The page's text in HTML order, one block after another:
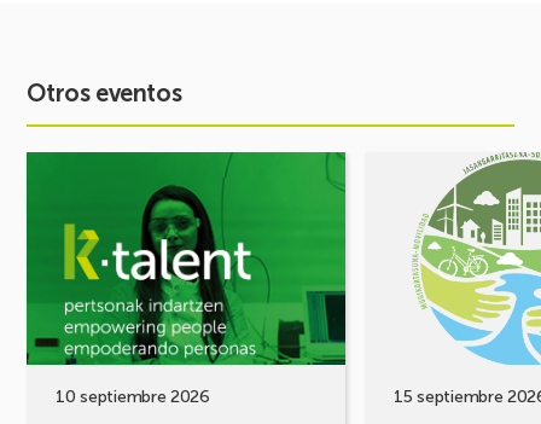
Otros eventos
10 septiembre 2026
STEAM
2027:
Despertando
vocación
15 septiembre
MOVILIDAD
¡Comparte
soluciones!